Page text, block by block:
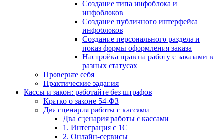
Создание типа инфоблока и
инфоблоков
Создание публичного интерфейса
инфоблоков
Создание персонального раздела и
показ формы оформления заказа
Настройка прав на работу с заказами в
разных статусах
Проверьте себя
Практические задания
Кассы и закон: работайте без штрафов
Кратко о законе 54-ФЗ
Два сценария работы с кассами
Два сценария работы с кассами
1. Интеграция с 1С
2. Онлайн-сервисы